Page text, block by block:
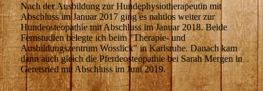
Nach der Ausbildung zur Hundephysiotherapeutin mit
Abschluss im Januar 2017 ging es nahtlos weiter zur
Hundeosteopathie mit Abschluss im Januar 2018. Beide
Fernstudien belegte ich beim "Therapie- und
Ausbildungszentrum Wosslick" in Karlsruhe. Danach kam
dann auch gleich die Pferdeosteopathie bei Sarah Mergen in
Geretsried mit Abschluss im Juni 2019.